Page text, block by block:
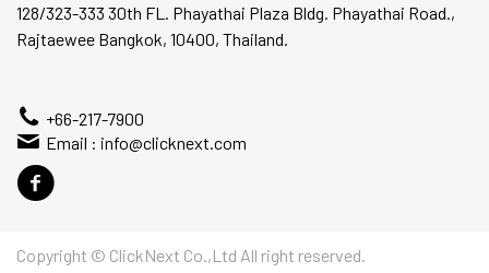
128/323-333 30th FL. Phayathai Plaza Bldg. Phayathai Road.,
Rajtaewee Bangkok, 10400, Thailand.
+66-217-7900
Email : info@clicknext.com
Copyright © ClickNext Co.,Ltd All right reserved.